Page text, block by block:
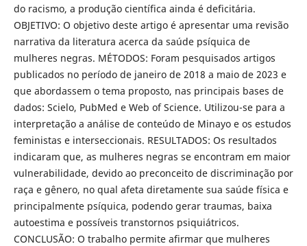
do racismo, a produção científica ainda é deficitária.
OBJETIVO: O objetivo deste artigo é apresentar uma revisão
narrativa da literatura acerca da saúde psíquica de
mulheres negras. MÉTODOS: Foram pesquisados artigos
publicados no período de janeiro de 2018 a maio de 2023 e
que abordassem o tema proposto, nas principais bases de
dados: Scielo, PubMed e Web of Science. Utilizou-se para a
interpretação a análise de conteúdo de Minayo e os estudos
feministas e interseccionais. RESULTADOS: Os resultados
indicaram que, as mulheres negras se encontram em maior
vulnerabilidade, devido ao preconceito de discriminação por
raça e gênero, no qual afeta diretamente sua saúde física e
principalmente psíquica, podendo gerar traumas, baixa
autoestima e possíveis transtornos psiquiátricos.
CONCLUSÃO: O trabalho permite afirmar que mulheres